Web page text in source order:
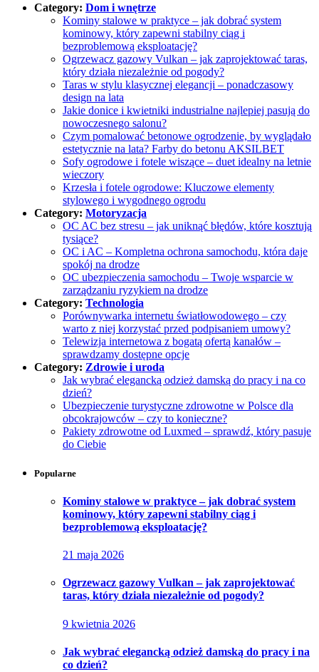
Category: Dom i wnętrze
Kominy stalowe w praktyce – jak dobrać system
kominowy, który zapewni stabilny ciąg i
bezproblemową eksploatację?
Ogrzewacz gazowy Vulkan – jak zaprojektować taras,
który działa niezależnie od pogody?
Taras w stylu klasycznej elegancji – ponadczasowy
design na lata
Jakie donice i kwietniki industrialne najlepiej pasują do
nowoczesnego salonu?
Czym pomalować betonowe ogrodzenie, by wyglądało
estetycznie na lata? Farby do betonu AKSILBET
Sofy ogrodowe i fotele wiszące – duet idealny na letnie
wieczory
Krzesła i fotele ogrodowe: Kluczowe elementy
stylowego i wygodnego ogrodu
Category: Motoryzacja
OC AC bez stresu – jak uniknąć błędów, które kosztują
tysiące?
OC i AC – Kompletna ochrona samochodu, która daje
spokój na drodze
OC ubezpieczenia samochodu – Twoje wsparcie w
zarządzaniu ryzykiem na drodze
Category: Technologia
Porównywarka internetu światłowodowego – czy
warto z niej korzystać przed podpisaniem umowy?
Telewizja internetowa z bogatą ofertą kanałów –
sprawdzamy dostępne opcje
Category: Zdrowie i uroda
Jak wybrać elegancką odzież damską do pracy i na co
dzień?
Ubezpieczenie turystyczne zdrowotne w Polsce dla
obcokrajowców – czy to konieczne?
Pakiety zdrowotne od Luxmed – sprawdź, który pasuje
do Ciebie
Popularne
Kominy stalowe w praktyce – jak dobrać system
kominowy, który zapewni stabilny ciąg i
bezproblemową eksploatację?
21 maja 2026
Ogrzewacz gazowy Vulkan – jak zaprojektować
taras, który działa niezależnie od pogody?
9 kwietnia 2026
Jak wybrać elegancką odzież damską do pracy i na
co dzień?